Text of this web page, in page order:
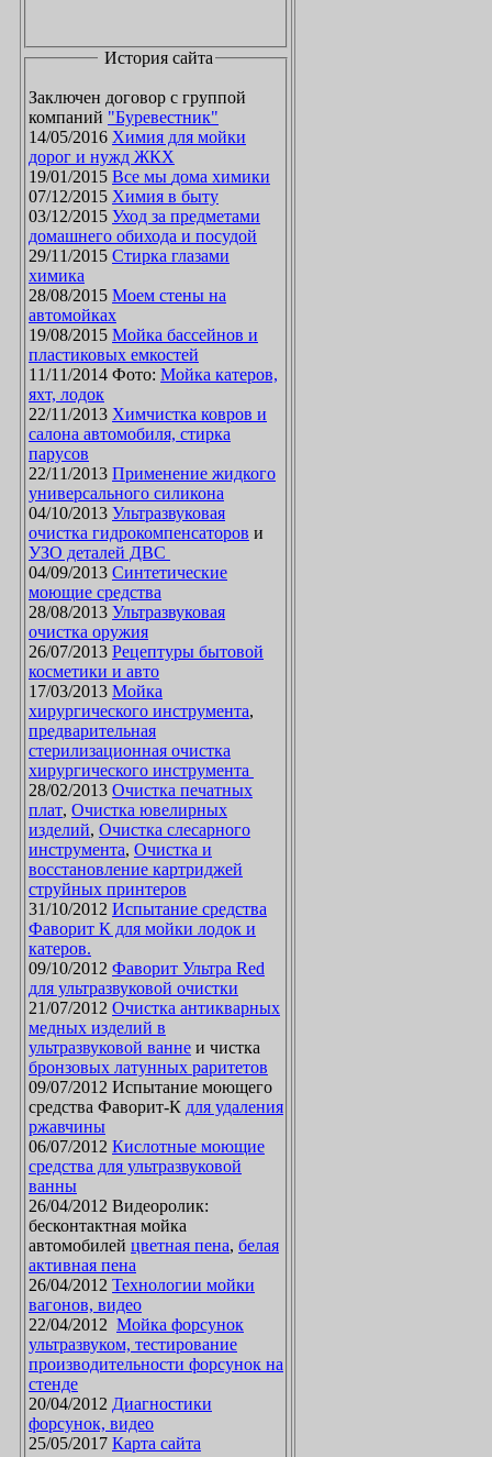
История сайта
Заключен договор с группой
компаний "Буревестник"
14/05/2016 Химия для мойки
дорог и нужд ЖКХ
19/01/2015
Все мы дома химики
07/12/2015 Химия в быту
03/12/2015 Уход за предметами
домашнего обихода и посудой
29/11/2015 Стирка глазами
химика
28/08/2015 Моем стены на
автомойках
19/08/2015 Мойка бассейнов и
пластиковых емкостей
11/11/2014 Фото: Мойка катеров,
яхт, лодок
22/11/2013 Химчистка ковров и
салона автомобиля, стирка
парусов
22/11/2013 Применение жидкого
универсального силикона
04/10/2013 Ультразвуковая
очистка гидрокомпенсаторов и
УЗО деталей ДВС
04/09/2013 Синтетические
моющие средства
28/08/2013 Ультразвуковая
очистка оружия
26/07/2013 Рецептуры бытовой
косметики и авто
17/03/2013 Мойка
хирургического инструмента,
предварительная
стерилизационная очистка
хирургического инструмента
28/02/2013 Очистка печатных
плат, Очистка ювелирных
изделий, Очистка слесарного
инструмента, Очистка и
восстановление картриджей
струйных принтеров
31/10/2012 Испытание средства
Фаворит К для мойки лодок и
катеров.
09/10/2012 Фаворит Ультра Red
для ультразвуковой очистки
21/07/2012 Очистка антикварных
медных изделий в
ультразвуковой ванне и чистка
бронзовых латунных раритетов
09/07/2012 Испытание моющего
средства Фаворит-К для удаления
ржавчины
06/07/2012 Кислотные моющие
средства для ультразвуковой
ванны
26/04/2012 Видеоролик:
бесконтактная мойка
автомобилей цветная пена, белая
активная пена
26/04/2012 Технологии мойки
вагонов, видео
22/04/2012 Мойка форсунок
ультразвуком, тестирование
производительности форсунок на
стенде
20/04/2012 Диагностики
форсунок, видео
25/05/2017 Карта сайта